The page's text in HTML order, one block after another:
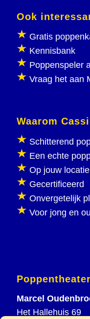
Ook
Gratis
Kennisbank
Poppenspeler
Vraag het aan
Waarom
Schitterend
Een echte
Op jouw locatie
Gecertificeerd
Onvergetelijk
Voor jong en
Marcel
Het Hallehuis 69